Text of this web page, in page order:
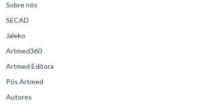
Sobre nós
SECAD
Jaleko
Artmed360
Artmed Editora
Pós Artmed
Autores